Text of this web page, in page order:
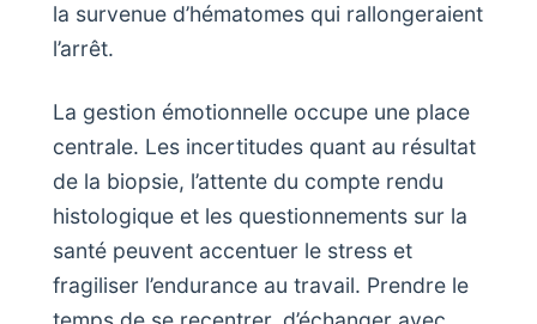
la survenue d’hématomes qui rallongeraient
l’arrêt.
La gestion émotionnelle occupe une place
centrale. Les incertitudes quant au résultat
de la biopsie, l’attente du compte rendu
histologique et les questionnements sur la
santé peuvent accentuer le stress et
fragiliser l’endurance au travail. Prendre le